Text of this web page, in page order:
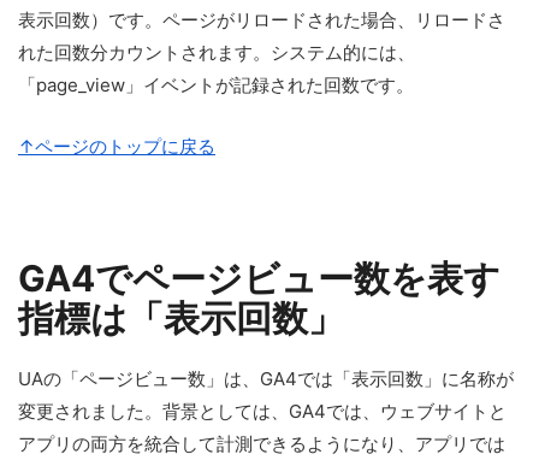
表示回数）です。ページがリロードされた場合、リロードさ
れた回数分カウントされます。システム的には、
「page_view」イベントが記録された回数です。
↑ページのトップに戻る
GA4でページビュー数を表す
指標は「表示回数」
UAの「ページビュー数」は、GA4では「表示回数」に名称が
変更されました。背景としては、GA4では、ウェブサイトと
アプリの両方を統合して計測できるようになり、アプリでは